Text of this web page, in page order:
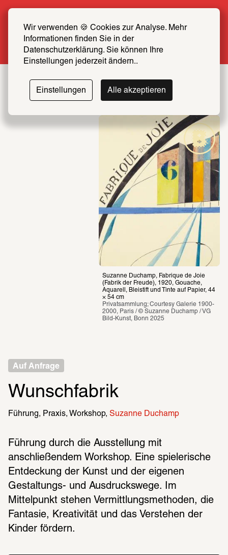
Wir verwenden 🍪 Cookies zur Analyse. Mehr
Informationen finden Sie in der
Datenschutzerklärung. Sie können Ihre
Einstellungen jederzeit ändern..
Einstellungen Alle akzeptieren
SCHIRN FREUND*IN werden
Mehr erfahren
Suzanne Duchamp, Fabrique de Joie
(Fabrik der Freude), 1920, Gouache,
Aquarell, Bleistift und Tinte auf Papier, 44
× 54 cm
Privatsammlung; Courtesy Galerie 1900-
2000, Paris / © Suzanne Duchamp / VG
Bild-Kunst, Bonn 2025
Auf Anfrage
Wunschfabrik
Führung Praxis Workshop Suzanne Duchamp
Führung durch die Ausstellung mit
anschließendem Workshop. Eine spielerische
Entdeckung der Kunst und der eigenen
Gestaltungs- und Ausdruckswege. Im
Mittelpunkt stehen Vermittlungsmethoden, die
Fantasie, Kreativität und das Verstehen der
Kinder fördern.